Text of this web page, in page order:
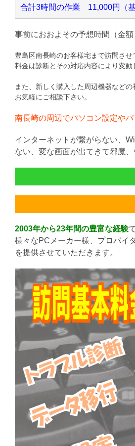
合計3時間の作業 11,000円（基
事前におおよその予想時間（金
豊島区南長崎のお客様宅まで訪問さ
料金は診断とその対応内容により変動
また、新しく購入した周辺機器など
お気軽にご相談下さい。
南長崎の周辺でパソコン設定や
インターネットが繋がらない、
ない、変な画面が出てきて邪魔
2003年から23年間の豊富な経験
様々なPCメーカー様、プロバイ
を提供させていただきます。